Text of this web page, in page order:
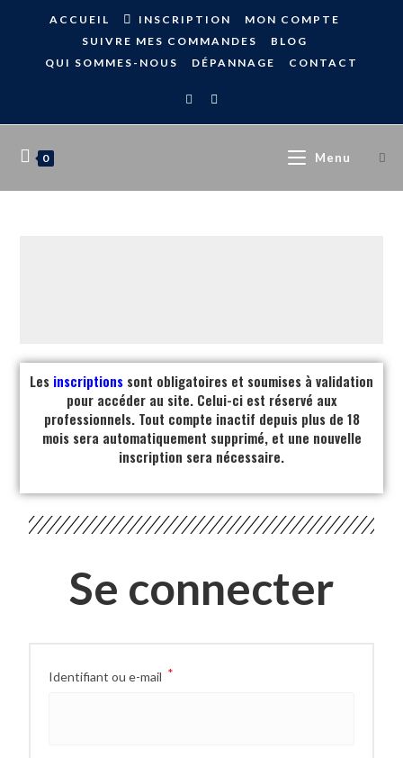
ACCUEIL INSCRIPTION
MON COMPTE
SUIVRE MES COMMANDES
BLOG
QUI SOMMES-NOUS
DÉPANNAGE CONTACT
0 Menu
Les inscriptions sont obligatoires et soumises à validation
pour accéder au site. Celui-ci est réservé aux
professionnels. Tout compte inactif depuis plus de 18
mois sera automatiquement supprimé, et une nouvelle
inscription sera nécessaire.
Se connecter
Identifiant ou e-mail *